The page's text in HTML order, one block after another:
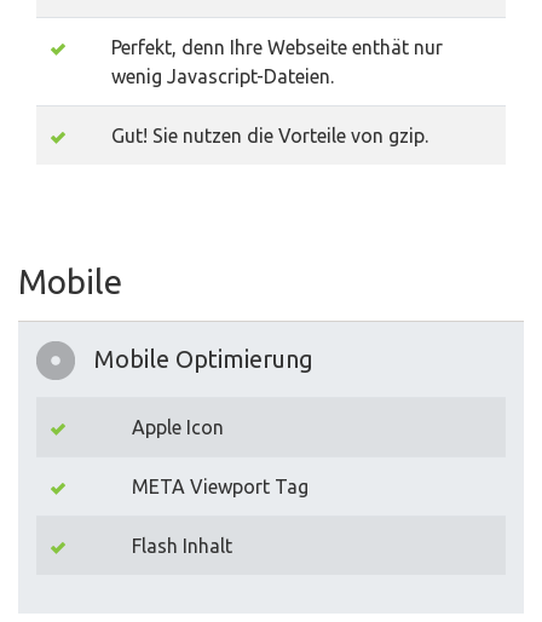
Perfekt, denn Ihre Webseite enthät nur
wenig Javascript-Dateien.
Gut! Sie nutzen die Vorteile von gzip.
Mobile
Mobile Optimierung
Apple Icon
META Viewport Tag
Flash Inhalt